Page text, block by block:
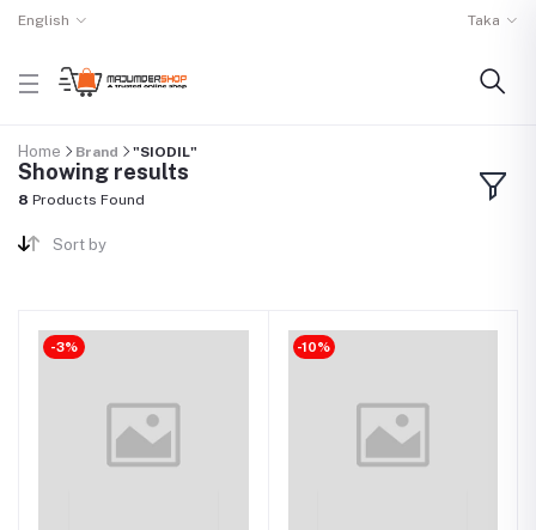
English Taka
Home Brand "SIODIL"
Showing results
8 Products Found
Sort by
-3% -10%